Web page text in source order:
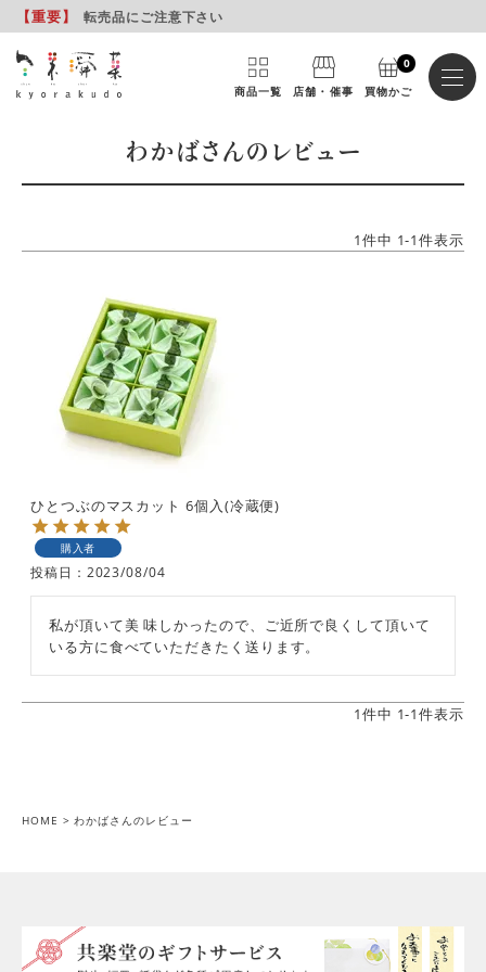
【重要】 転売品にご注意下さい
商品一覧 店舗・催事 買物かご
0
わかばさんのレビュー
1件中 1-1件表示
ひとつぶのマスカット 6個入(冷蔵便)
購入者
投稿日 2023/08/04
私が頂いて美 味しかったので、ご近所で良くして頂いて
いる方に食べていただきたく送ります。
1件中 1-1件表示
HOME わかばさんのレビュー